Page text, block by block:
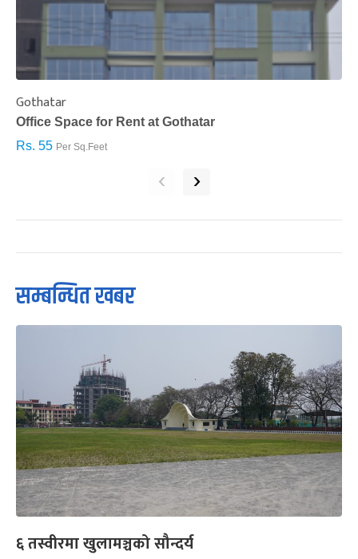
Gothatar
Office Space for Rent at Gothatar
Rs. 55 Per Sq.Feet
‹ ›
सम्बन्धित खबर
६ तस्वीरमा खुलामञ्चको सौन्दर्य